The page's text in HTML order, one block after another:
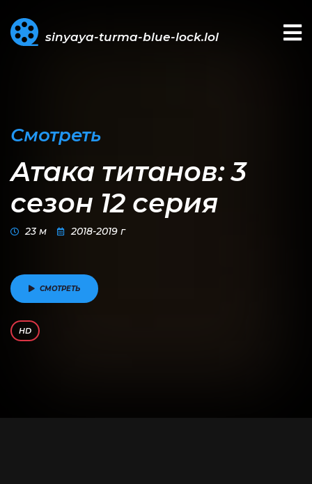
sinyaya-turma-blue-lock.lol
Смотреть
Атака титанов: 3
сезон 12 серия
23 м 2018-2019 г
HD
СМОТРЕТЬ